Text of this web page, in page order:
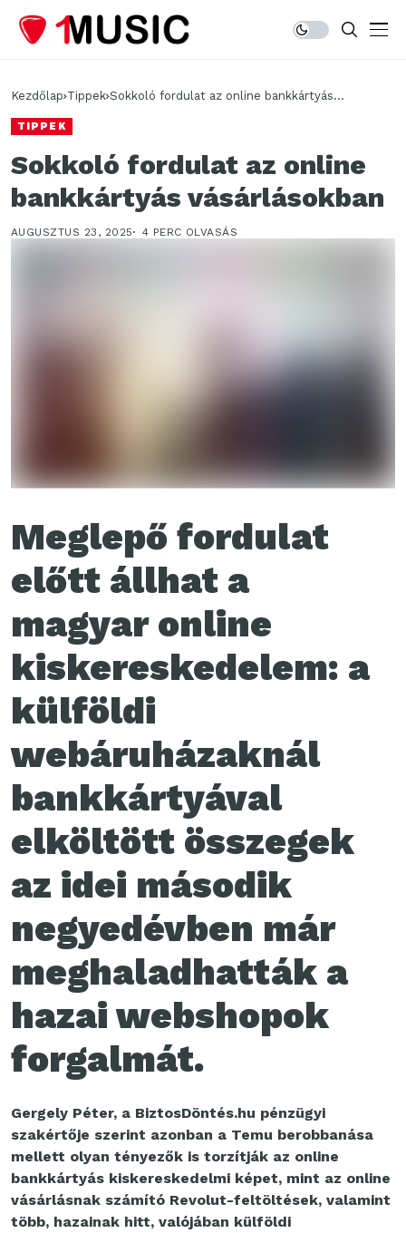
Kezdőlap Tippek Sokkoló fordulat az online bankkártyás
TIPPEK
Sokkoló fordulat az online
bankkártyás vásárlásokban
AUGUSZTUS 23, 2025 4 PERC OLVASÁS
Meglepő fordulat
előtt állhat a
magyar online
kiskereskedelem: a
külföldi
webáruházaknál
bankkártyával
elköltött összegek
az idei második
negyedévben már
meghaladhatták a
hazai webshopok
forgalmát.
Gergely Péter, a BiztosDöntés.hu pénzügyi
szakértője szerint azonban a Temu berobbanása
mellett olyan tényezők is torzítják az online
bankkártyás kiskereskedelmi képet, mint az online
vásárlásnak számító Revolut-feltöltések, valamint
több, hazainak hitt, valójában külföldi